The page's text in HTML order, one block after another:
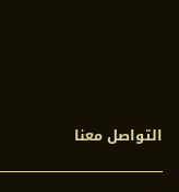
التواصل معنا